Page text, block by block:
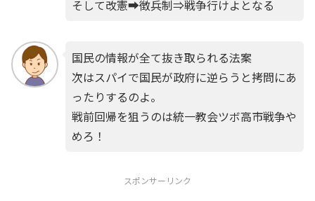
そして改憲➡徴兵制⇒戦争行けよとなる
国民の情報が全て抜き取られる法案
次はスパイで国民が政府に逆らうと拷問にあ
ったりするのよ。
戦前回帰を狙うのは統一教会ツボ高市戦争や
めろ！
スポンサーリンク